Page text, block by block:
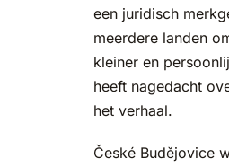
een juridisch
meerdere landen
kleiner en
heeft nagedacht
het verhaal.
České Budějovice